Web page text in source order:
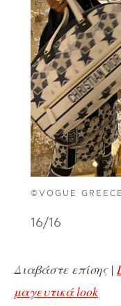
©VOGUE GREECE
16/16
Διαβάστε επίσης |
μαγευτικά look